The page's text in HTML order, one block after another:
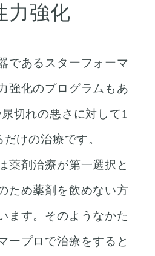
力強化
であるスターフォーマ
強化のプログラムもあ
切れの悪さに対して1
けの治療です。
薬剤治療が第一選択と
ため薬剤を飲めない方
ます。そのようなかた
ープロで治療をすると